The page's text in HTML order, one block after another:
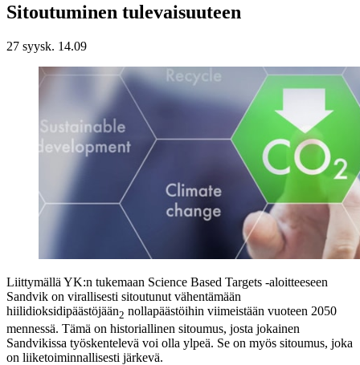
Sitoutuminen tulevaisuuteen
27 syysk. 14.09
Liittymällä YK:n tukemaan Science Based Targets -aloitteeseen
Sandvik on virallisesti sitoutunut vähentämään
hiilidioksidipäästöjään2 nollapäästöihin viimeistään vuoteen 2050
mennessä. Tämä on historiallinen sitoumus, josta jokainen
Sandvikissa työskentelevä voi olla ylpeä. Se on myös sitoumus, joka
on liiketoiminnallisesti järkevä.